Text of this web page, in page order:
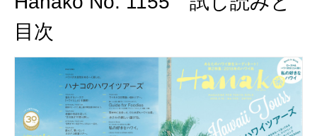
目次